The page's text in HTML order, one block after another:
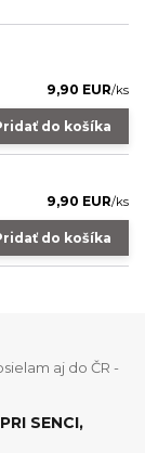
9,90 EUR/ks
do košíka
9,90 EUR/ks
do košíka
aj do ČR -
SENCI,